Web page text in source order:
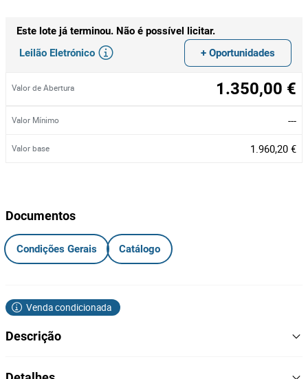
Este lote já terminou. Não é possível licitar.
Leilão Eletrónico
+ Oportunidades
Valor de Abertura 1.350,00 €
Valor Mínimo ---
Valor base 1.960,20 €
Documentos
Condições Gerais Catálogo
Venda condicionada
Descrição